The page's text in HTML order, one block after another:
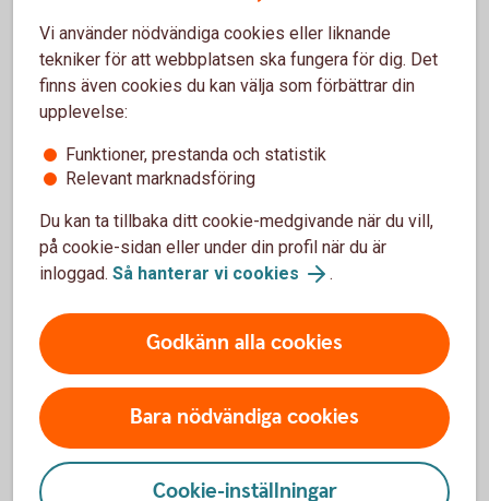
Övriga bolånetjänster
Låna till handpenningen
varsel ska betala handpenning för din blivande
bostad.
Handpenningslån
Låna innan du sålt din
befintliga bostad
Vi använder nödvändiga cookies eller liknande
tekniker för att webbplatsen ska fungera för dig. Det
finns även cookies du kan välja som förbättrar din
upplevelse:
Funktioner, prestanda och statistik
Relevant marknadsföring
Du kan ta tillbaka ditt cookie-medgivande när du vill,
på cookie-sidan eller under din profil när du är
inloggad. Så hanterar vi cookies .
Godkänn alla cookies
Bara nödvändiga cookies
Cookie-inställningar